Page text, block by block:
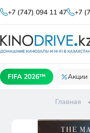
+7 (747) 094 11 47 +7
FIFA 2026™ Акции
Главная